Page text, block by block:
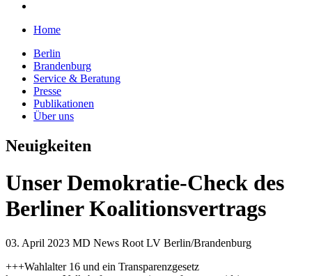
Home
Berlin
Brandenburg
Service & Beratung
Presse
Publikationen
Über uns
Neuigkeiten
Unser Demokratie-Check des
Berliner Koalitionsvertrags
03. April 2023 MD News Root LV Berlin/Brandenburg
+++Wahlalter 16 und ein Transparenzgesetz